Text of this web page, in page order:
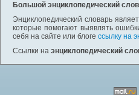
Большой энциклопедический
Энциклопедический словарь
которые помогают выявлять
себя на сайте или блоге ссылку на
Ссылки на энциклопедический